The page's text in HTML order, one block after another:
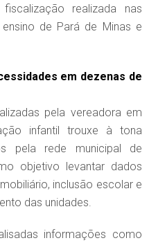
realizada nas
de Pará de Minas e
em dezenas de
pela vereadora em
infantil trouxe à tona
pela rede municipal de
objetivo levantar dados
inclusão escolar e
das unidades.
informações como